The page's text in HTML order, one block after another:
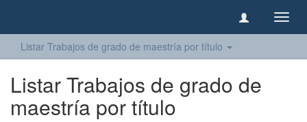
Listar Trabajos de grado de maestría por título
Listar Trabajos de grado de
maestría por título